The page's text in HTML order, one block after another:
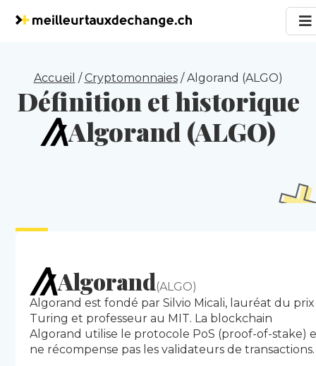
Accueil /Cryptomonnaies/Algorand (ALGO)
Définition et historique
Algorand (ALGO)
Algorand(ALGO)
Algorand est fondé par Silvio Micali, lauréat du prix
Turing et professeur au MIT. La blockchain
Algorand utilise le protocole PoS (proof-of-stake)
ne récompense pas les validateurs de transactions.